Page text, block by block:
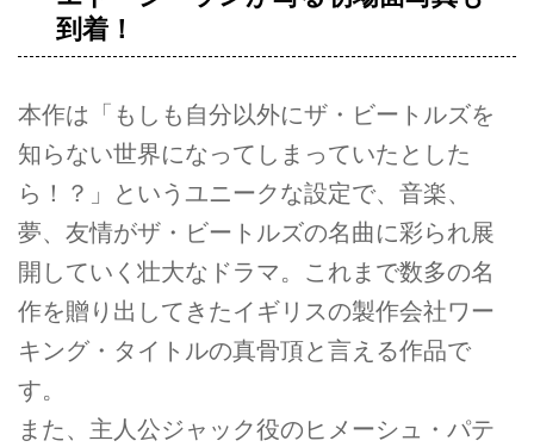
到着！
本作は「もしも自分以外にザ・ビートルズを
知らない世界になってしまっていたとした
ら！？」というユニークな設定で、音楽、
夢、友情がザ・ビートルズの名曲に彩られ展
開していく壮大なドラマ。これまで数多の名
作を贈り出してきたイギリスの製作会社ワー
キング・タイトルの真骨頂と言える作品で
す。
また、主人公ジャック役のヒメーシュ・パテ